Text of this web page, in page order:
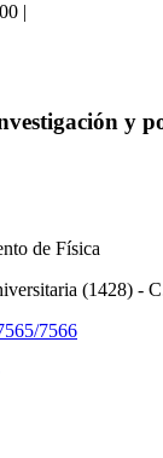
|
y
de Física
(1428) -
7566